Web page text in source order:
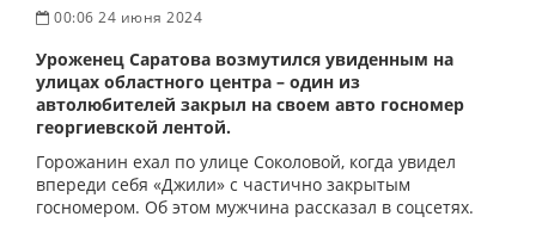
00:06 24 июня 2024
Уроженец Саратова возмутился увиденным на
улицах областного центра – один из
автолюбителей закрыл на своем авто госномер
георгиевской лентой.
Горожанин ехал по улице Соколовой, когда увидел
впереди себя «Джили» с частично закрытым
госномером. Об этом мужчина рассказал в соцсетях.